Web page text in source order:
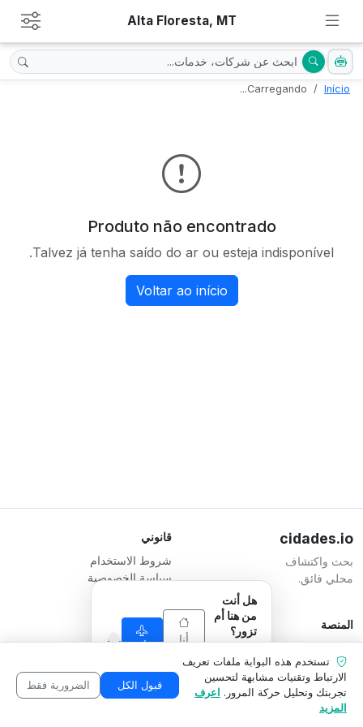
Alta Floresta, MT
Início
Carregando...
Produto não encontrado
Talvez já tenha saído do ar ou esteja indisponível.
Voltar ao início
cidades.io
بحث واكتشاف
محلي فائق.
قانوني
شروط الاستخدام
سياسة الخصوصية
المنصة
الخطط
اتصل بنا
منطقة الشركة
المسؤول
CNPJ 04.114.466/0001-79
© 2026
تستخدم هذه البوابة ملفات تعريف
الارتباط وتقنيات مشابهة لتحسين
تجربتك وتحليل حركة المرور. اعرف
المزيد
قبول الكل الضرورية فقط
هل أنت
من هنا أم
تزور؟
نعرضه
ليناسب
وضعك.
أنا
هنا
أنا